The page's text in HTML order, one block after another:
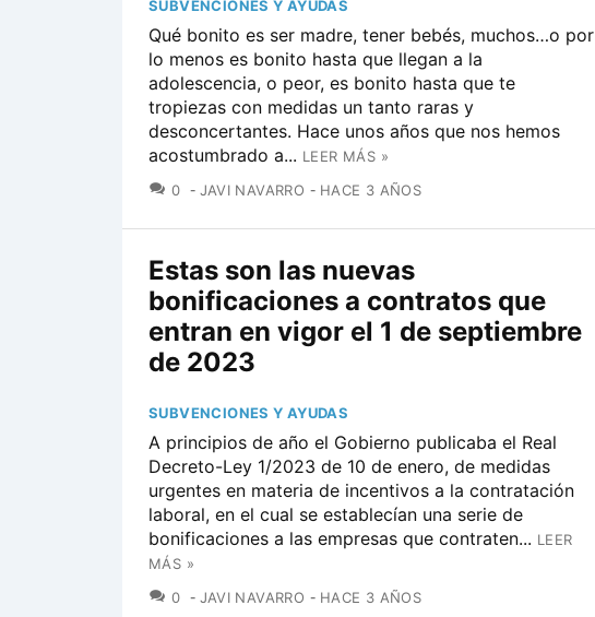
SUBVENCIONES Y AYUDAS
Qué bonito es ser madre, tener bebés, muchos…o por
lo menos es bonito hasta que llegan a la
adolescencia, o peor, es bonito hasta que te
tropiezas con medidas un tanto raras y
desconcertantes. Hace unos años que nos hemos
acostumbrado a... LEER MÁS »
0 COMENTARIOS
JAVI NAVARRO HACE 3 AÑOS
Estas son las nuevas
bonificaciones a contratos que
entran en vigor el 1 de septiembre
de 2023
SUBVENCIONES Y AYUDAS
A principios de año el Gobierno publicaba el Real
Decreto-Ley 1/2023 de 10 de enero, de medidas
urgentes en materia de incentivos a la contratación
laboral, en el cual se establecían una serie de
bonificaciones a las empresas que contraten... LEER
MÁS »
0 COMENTARIOS
JAVI NAVARRO HACE 3 AÑOS